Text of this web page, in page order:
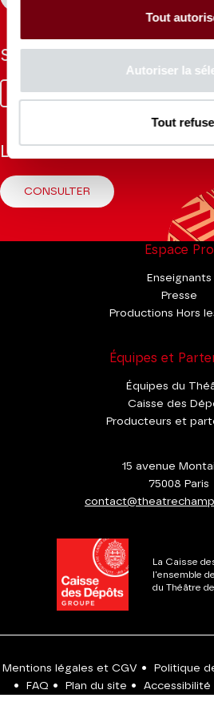
Tout
Autoriser la
Tout
Suivez-nous
FacebookInstagram
Tik YoutubeLinkedin
La Brochure
CONSULTER
Espace Pro
Enseignants
Presse
Productions Hors
Équipes et
Équipes du
Caisse des
Producteurs et
15 avenue
75008 Paris
La Caisse
l'ensemble
du Théâtre
Mentions légales et CGV • Politique
•
FAQ • Plan du site •